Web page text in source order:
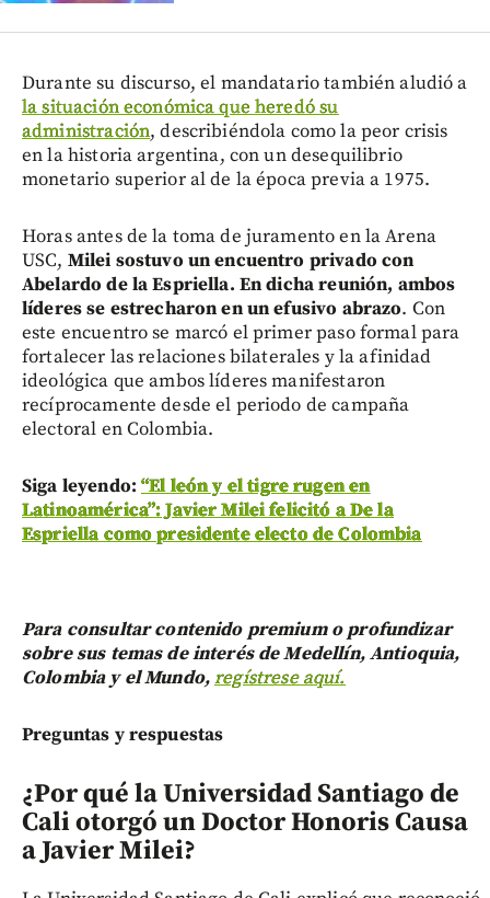
Durante su discurso, el mandatario también aludió a
la situación económica que heredó su
administración, describiéndola como la peor crisis
en la historia argentina, con un desequilibrio
monetario superior al de la época previa a 1975.
Horas antes de la toma de juramento en la Arena
USC, Milei sostuvo un encuentro privado con
Abelardo de la Espriella. En dicha reunión, ambos
líderes se estrecharon en un efusivo abrazo. Con
este encuentro se marcó el primer paso formal para
fortalecer las relaciones bilaterales y la afinidad
ideológica que ambos líderes manifestaron
recíprocamente desde el periodo de campaña
electoral en Colombia.
Siga leyendo:“El león y el tigre rugen en
Latinoamérica”: Javier Milei felicitó a De la
Espriella como presidente electo de Colombia
Para consultar contenido premium o profundizar
sobre sus temas de interés de Medellín, Antioquia,
Colombia y el Mundo,regístrese aquí.
Preguntas y respuestas
¿Por qué la Universidad Santiago de
Cali otorgó un Doctor Honoris Causa
a Javier Milei?